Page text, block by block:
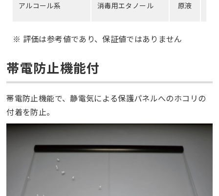
アルコール系 消毒用エタノール 原液
※ 評価は参考値であり、保証値ではありません
帯電防止機能付
帯電防止機能で、静電気による保護パネルへのホコリの
付着を防止。